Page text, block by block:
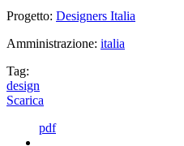
Progetto: Designers Italia
Amministrazione: italia
Tag:
design
Scarica
pdf